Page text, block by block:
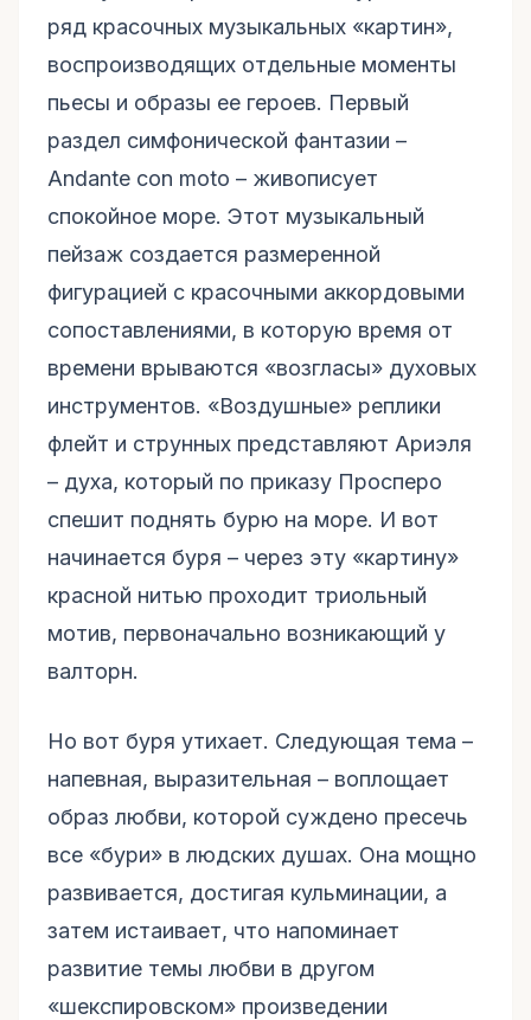
ряд красочных музыкальных «картин»,
воспроизводящих отдельные моменты
пьесы и образы ее героев. Первый
раздел симфонической фантазии –
Andante con moto – живописует
спокойное море. Этот музыкальный
пейзаж создается размеренной
фигурацией с красочными аккордовыми
сопоставлениями, в которую время от
времени врываются «возгласы» духовых
инструментов. «Воздушные» реплики
флейт и струнных представляют Ариэля
– духа, который по приказу Просперо
спешит поднять бурю на море. И вот
начинается буря – через эту «картину»
красной нитью проходит триольный
мотив, первоначально возникающий у
валторн.
Но вот буря утихает. Следующая тема –
напевная, выразительная – воплощает
образ любви, которой суждено пресечь
все «бури» в людских душах. Она мощно
развивается, достигая кульминации, а
затем истаивает, что напоминает
развитие темы любви в другом
«шекспировском» произведении